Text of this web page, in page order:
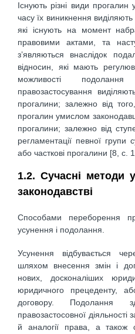
Існують різні види прогалин
часу їх виникнення виділяють
які існують на момент
правовими актами, та
з’являються внаслідок
відносин, які мають
можливості
правозастосування
прогалини; залежно від
прогалин умислом
прогалини; залежно від
регламентації певної групи
або часткові прогалини [8, с.
1.2. Сучасні методи
законодавстві
Способами переборення
усунення і подолання.
Усунення відбувається
шляхом внесення змін і
нових, досконаліших
юридичного прецеденту,
договору. Подолання
правозастосовної діяльності
й аналогії права, а також